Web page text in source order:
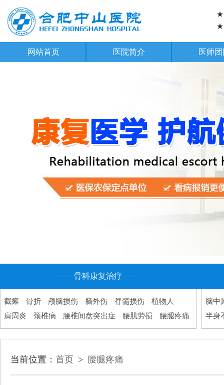
★
★
网站首页 医院简介 医师团
—— 骨科康复治疗 ——
截瘫 骨折 颅脑损伤 脑外伤 脊髓损伤
植物人
肩周炎
颈椎病 腰椎间盘突出症 腰肌劳损 腰腿疼痛
脑中
半身
当前位置： 首页 > 腰腿疼痛